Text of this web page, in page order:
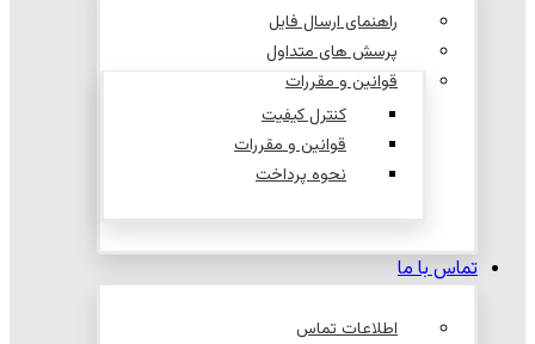
راهنمای ارسال فایل
پرسش های متداول
قوانین و مقررات
کنترل کیفیت
قوانین و مقررات
نحوه پرداخت
تماس با ما
اطلاعات تماس